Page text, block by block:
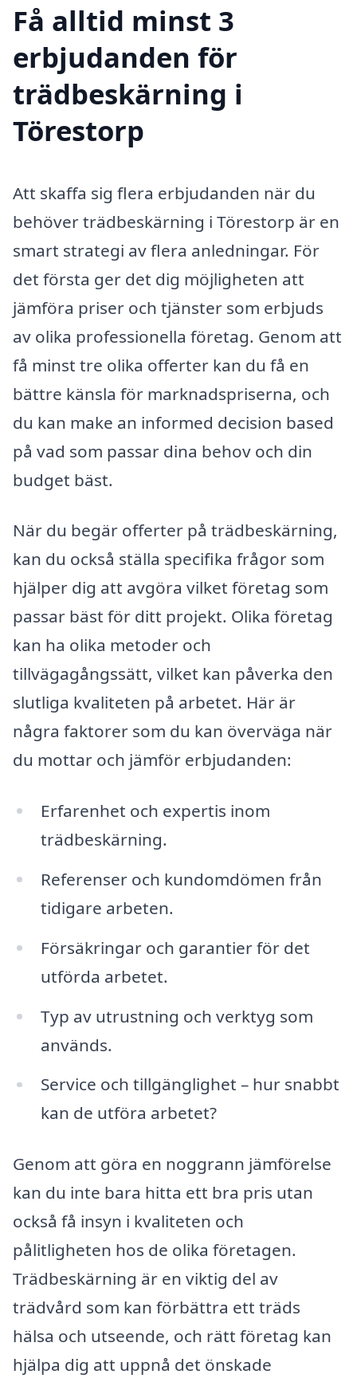
Få alltid minst 3
erbjudanden för
trädbeskärning i
Törestorp
Att skaffa sig flera erbjudanden när du
behöver trädbeskärning i Törestorp är en
smart strategi av flera anledningar. För
det första ger det dig möjligheten att
jämföra priser och tjänster som erbjuds
av olika professionella företag. Genom att
få minst tre olika offerter kan du få en
bättre känsla för marknadspriserna, och
du kan make an informed decision based
på vad som passar dina behov och din
budget bäst.
När du begär offerter på trädbeskärning,
kan du också ställa specifika frågor som
hjälper dig att avgöra vilket företag som
passar bäst för ditt projekt. Olika företag
kan ha olika metoder och
tillvägagångssätt, vilket kan påverka den
slutliga kvaliteten på arbetet. Här är
några faktorer som du kan överväga när
du mottar och jämför erbjudanden:
Erfarenhet och expertis inom
trädbeskärning.
Referenser och kundomdömen från
tidigare arbeten.
Försäkringar och garantier för det
utförda arbetet.
Typ av utrustning och verktyg som
används.
Service och tillgänglighet – hur snabbt
kan de utföra arbetet?
Genom att göra en noggrann jämförelse
kan du inte bara hitta ett bra pris utan
också få insyn i kvaliteten och
pålitligheten hos de olika företagen.
Trädbeskärning är en viktig del av
trädvård som kan förbättra ett träds
hälsa och utseende, och rätt företag kan
hjälpa dig att uppnå det önskade